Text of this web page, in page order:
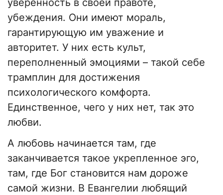
уверенность в своей правоте,
убеждения. Они имеют мораль,
гарантирующую им уважение и
авторитет. У них есть культ,
переполненный эмоциями – такой себе
трамплин для достижения
психологического комфорта.
Единственное, чего у них нет, так это
любви.
А любовь начинается там, где
заканчивается такое укрепленное эго,
там, где Бог становится нам дороже
самой жизни. В Евангелии любящий